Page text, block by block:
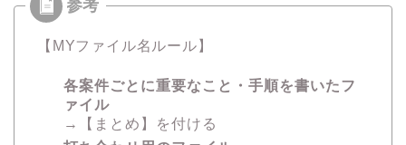
【MYファイル名ルール】
各案件ごとに重要なこと・手順を書いたフ
ァイル
→【まとめ】を付ける